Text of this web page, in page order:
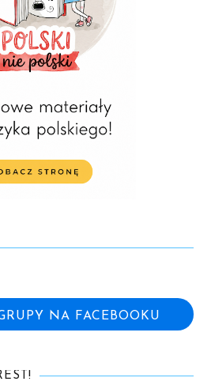
NA FACEBOOKU